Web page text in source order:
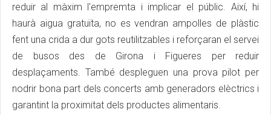
reduir al màxim l'empremta i implicar el públic. Així, hi
haurà aigua gratuïta, no es vendran ampolles de plàstic
fent una crida a dur gots reutilitzables i reforçaran el servei
de busos des de Girona i Figueres per reduir
desplaçaments. També despleguen una prova pilot per
nodrir bona part dels concerts amb generadors elèctrics i
garantint la proximitat dels productes alimentaris.